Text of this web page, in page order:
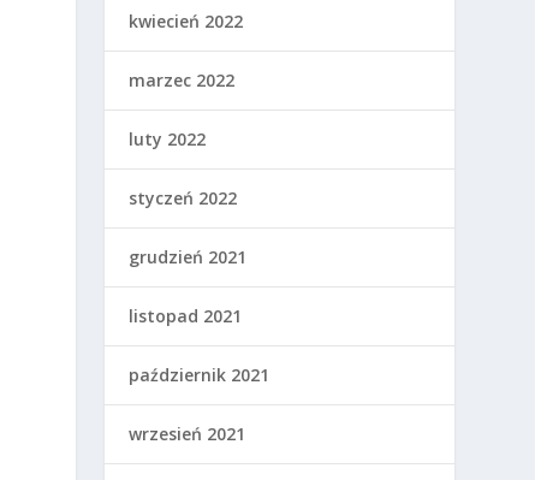
kwiecień 2022
marzec 2022
luty 2022
styczeń 2022
grudzień 2021
listopad 2021
październik 2021
wrzesień 2021